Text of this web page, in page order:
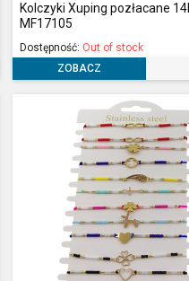
Kolczyki Xuping pozłacane
MF17105
Dostępność: Out of stock
ZOBACZ